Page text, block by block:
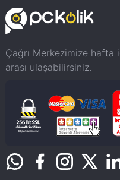
Çağrı Merkezimize
arası ulaşabilirsiniz.